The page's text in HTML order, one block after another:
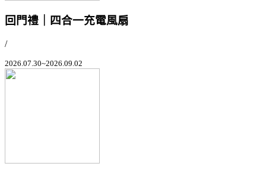
回門禮｜四合一充電風扇
/
2026.07.30~2026.09.02